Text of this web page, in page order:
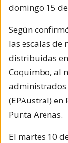
domingo 15
Según
las escalas de
distribuidas
Coquimbo, al
administrados
(EPAustral) en
Punta Arenas.
El martes 10